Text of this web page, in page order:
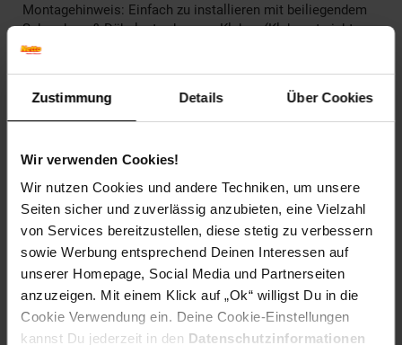
Zustimmung Details Über Cookies
Wir verwenden Cookies!
Wir nutzen Cookies und andere Techniken, um unsere
Seiten sicher und zuverlässig anzubieten, eine Vielzahl
von Services bereitzustellen, diese stetig zu verbessern
sowie Werbung entsprechend Deinen Interessen auf
unserer Homepage, Social Media und Partnerseiten
anzuzeigen. Mit einem Klick auf „Ok“ willigst Du in die
Cookie Verwendung ein. Deine Cookie-Einstellungen
kannst Du jederzeit in den Datenschutzinformationen
Montagehinweis: Einfach zu installieren mit beiliegendem
Schrauben- & Dübelset oder zum Kleben (Klebeset nicht
enthalten bitte optional bestellen oder im Baumarkt einen
benötigt), 3M Stripes (wenn benötigt enthalten), Klebeset
(wenn "zum Kleben" bitte optional bestellen oder im
beachten Sie auch den Montage Hinweis!
Artikelnummer: 2736631000
EAN: 4250657519165
Artikel gehört zur Kategorie:Weiteres Bad-Zubehör
Versandinformationen